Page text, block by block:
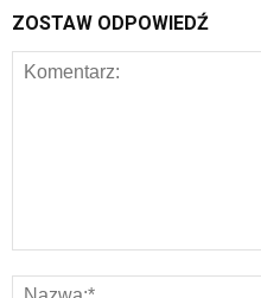
ZOSTAW ODPOWIEDŹ